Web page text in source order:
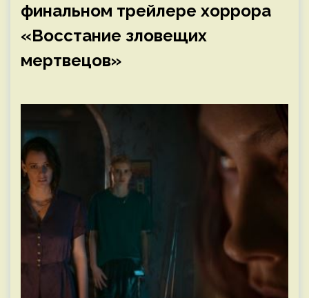
финальном трейлере хоррора
«Восстание зловещих
мертвецов»